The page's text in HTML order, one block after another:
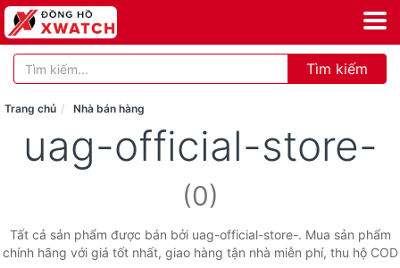
Tìm kiếm
Trang chủ Nhà bán hàng
uag-official-store-
(0)
Tất cả sản phẩm được bán bởi uag-official-store-. Mua sản phẩm
chính hãng với giá tốt nhất, giao hàng tận nhà miễn phí, thu hộ COD